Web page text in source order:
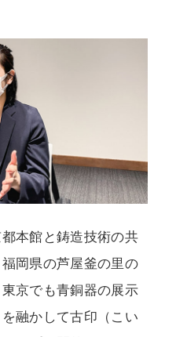
本館と鋳造技術の共
岡県の芦屋釜の里の
京でも青銅器の展示
融かして古印（こい